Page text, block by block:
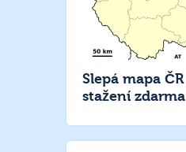
Slepá mapa ČR
stažení zdarma